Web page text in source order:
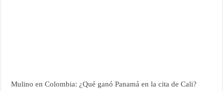
Mulino en Colombia: ¿Qué ganó Panamá en la cita de Cali?